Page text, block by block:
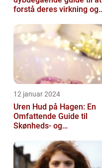
forstå deres virkning og
12 januar 2024
Uren Hud på Hagen: En
Omfattende Guide til
Skønheds- og